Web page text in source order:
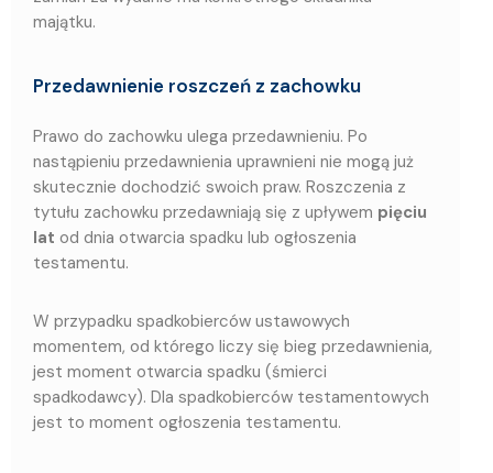
majątku.
Przedawnienie roszczeń z zachowku
Prawo do zachowku ulega przedawnieniu. Po
nastąpieniu przedawnienia uprawnieni nie mogą już
skutecznie dochodzić swoich praw. Roszczenia z
tytułu zachowku przedawniają się z upływem pięciu
lat od dnia otwarcia spadku lub ogłoszenia
testamentu.
W przypadku spadkobierców ustawowych
momentem, od którego liczy się bieg przedawnienia,
jest moment otwarcia spadku (śmierci
spadkodawcy). Dla spadkobierców testamentowych
jest to moment ogłoszenia testamentu.